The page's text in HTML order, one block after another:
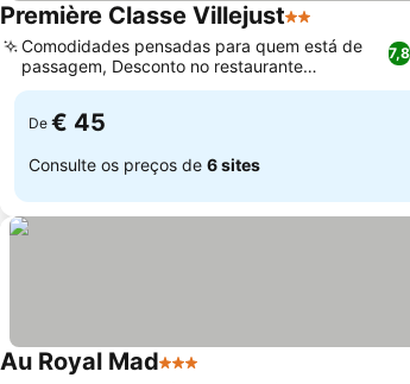
Première Classe Villejust2 Estrelas
7,8
Comodidades pensadas para quem está de
passagem, Desconto no restaurante
Campanile no local
De € 45
Consulte os preços de 6 sites
Au Royal Mad3 Estrelas